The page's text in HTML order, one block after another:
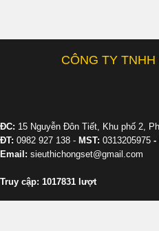
CÔNG TY
ĐC: 15 Nguyễn Đôn Tiết, Khu phố 2,
ĐT: 0982 927 138 - MST: 0313205975 -
Email: sieuthichongset@gmail.com
Truy cập: 1017831 lượt